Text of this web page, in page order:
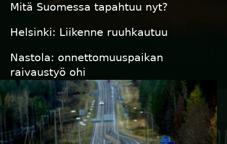
Mitä Suomessa tapahtuu nyt?
Helsinki: Liikenne ruuhkautuu
Nastola: onnettomuuspaikan
raivaustyö ohi